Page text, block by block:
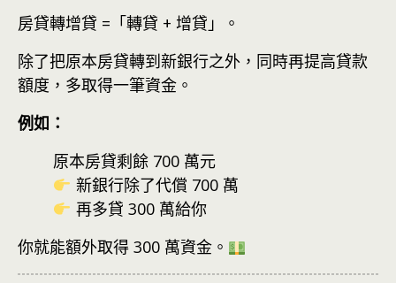
房貸轉增貸 =「轉貸 + 增貸」。
除了把原本房貸轉到新銀行之外，同時再提高貸款
額度，多取得一筆資金。
例如：
原本房貸剩餘 700 萬元
新銀行除了代償 700 萬
再多貸 300 萬給你
你就能額外取得 300 萬資金。